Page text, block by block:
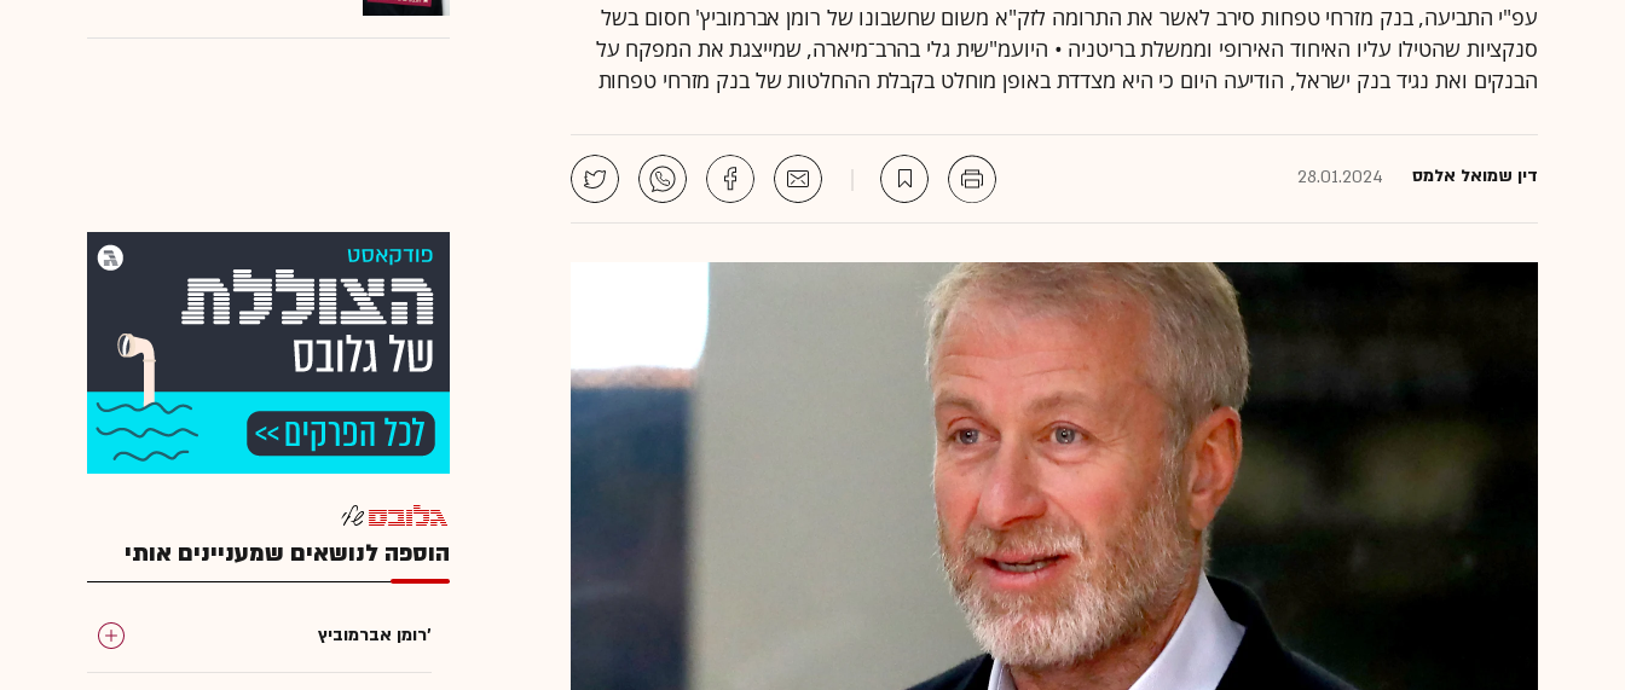
עפ"י התביעה, בנק מזרחי טפחות סירב לאשר את התרומה לזק"א משום שחשבונו של רומן אברמוביץ' חסום בשל
סנקציות שהטילו עליו האיחוד האירופי וממשלת בריטניה • היועמ"שית גלי בהרב־מיארה, שמייצגת את המפקח על
הבנקים ואת נגיד בנק ישראל, הודיעה היום כי היא מצדדת באופן מוחלט בקבלת ההחלטות של בנק מזרחי טפחות
דין שמואל אלמס 28.01.2024
הוספה לנושאים שמעניינים אותי
רומן אברמוביץ'